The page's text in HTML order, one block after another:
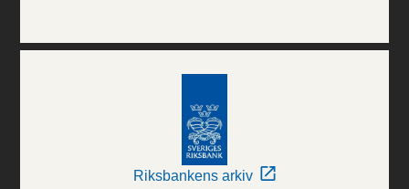
Riksbankens arkiv